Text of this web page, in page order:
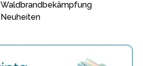
Waldbrandbekämpfung
Neuheiten